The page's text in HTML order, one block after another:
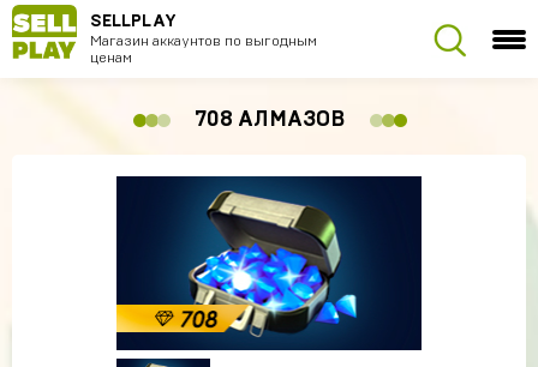
SELLPLAY
Магазин аккаунтов по выгодным
ценам
708 АЛМАЗОВ